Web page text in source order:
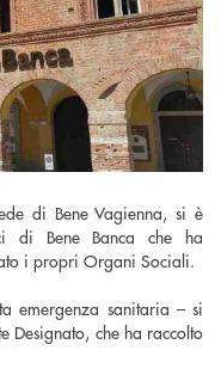
di Bene Vagienna, si è
di Bene Banca che ha
i propri Organi Sociali.
emergenza sanitaria – si
Designato, che ha raccolto